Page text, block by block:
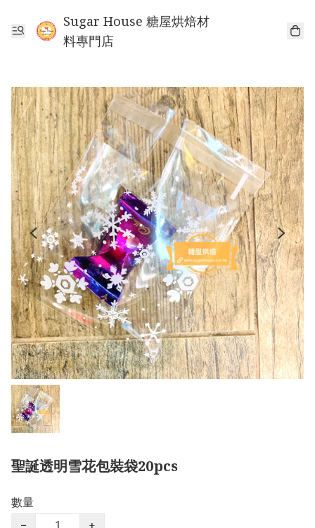
Sugar House 糖屋烘焙材
料專門店
聖誕透明雪花包裝袋20pcs
數量